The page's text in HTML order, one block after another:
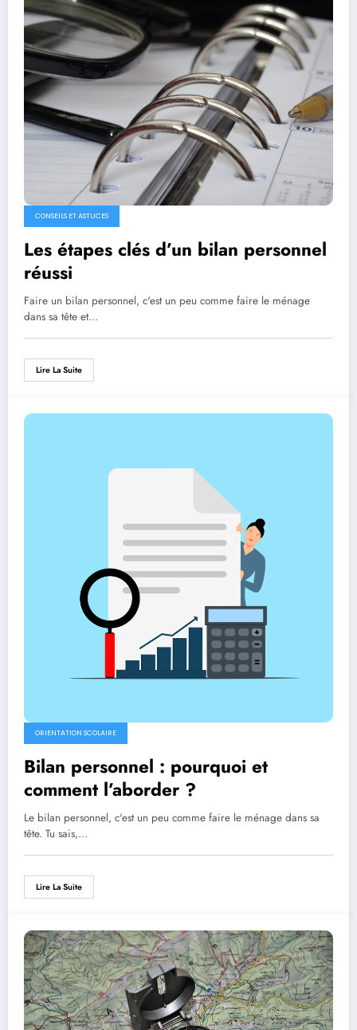
CONSEILS ET ASTUCES
Les étapes clés d’un bilan personnel
réussi
Faire un bilan personnel, c'est un peu comme faire le ménage
dans sa tête et…
Lire La Suite
ORIENTATION SCOLAIRE
Bilan personnel : pourquoi et
comment l’aborder ?
Le bilan personnel, c'est un peu comme faire le ménage dans sa
tête. Tu sais,…
Lire La Suite